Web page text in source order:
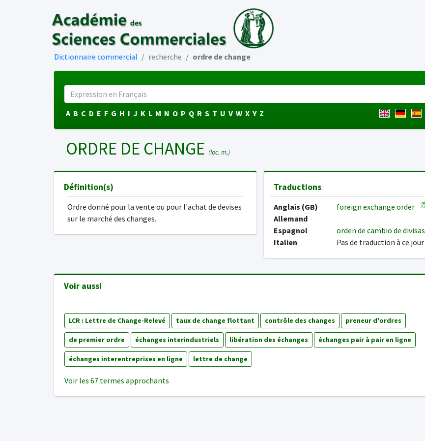
Dictionnaire commercial recherche ordre de change
A B C D E F G H I J K L M N O P Q R S T U V W X Y Z
ORDRE DE CHANGE (loc. m.)
Définition(s)
Ordre donné pour la vente ou pour l'achat de devises
sur le marché des changes.
Traductions
Anglais (GB)
foreign exchange order
Allemand
Espagnol
orden de cambio de divisas
Italien
Pas de traduction à ce jour
Voir aussi
LCR : Lettre de Change-Relevé taux de change flottant contrôle des changes preneur d'ordres
de premier ordre échanges interindustriels libération des échanges échanges pair à pair en ligne
échanges interentreprises en ligne lettre de change
Voir les 67 termes approchants